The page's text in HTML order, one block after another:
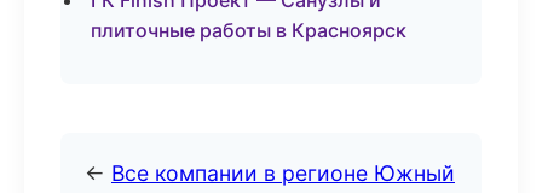
плиточные работы в Красноярск
← Все компании в регионе Южный